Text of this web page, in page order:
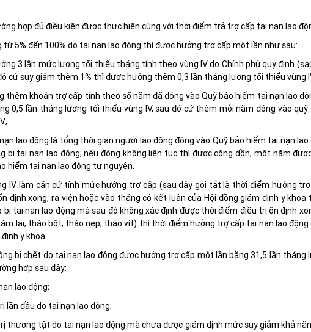
hợp đủ điều kiện được thực hiện cùng với thời điểm trả trợ cấp tai nạn lao
từ 5% đến 100% do tai nạn lao động thì được hưởng trợ cấp một lần như sau:
3 lần mức lương tối thiểu tháng tính theo vùng IV do Chính phủ quy định
cứ suy giảm thêm 1% thì được hưởng thêm 0,3 lần tháng lương tối thiểu vùng
thêm khoản trợ cấp tính theo số năm đã đóng vào Quỹ bảo hiểm tai nạn lao
0,5 lần tháng lương tối thiểu vùng IV, sau đó cứ thêm mỗi năm đóng vào quỹ
lao động là tổng thời gian người lao động đóng vào Quỹ bảo hiểm tai nạn lao
bị tai nạn lao động; nếu đóng không liên tục thì được cộng dồn; một năm
hiểm tai nạn lao động tự nguyện.
IV làm căn cứ tính mức hưởng trợ cấp (sau đây gọi tắt là thời điểm hưởng
định xong, ra viện hoặc vào tháng có kết luận của Hội đồng giám định y khoa
tai nạn lao động mà sau đó không xác định được thời điểm điều trị ổn định
lại; tháo bột; tháo nẹp; tháo vít) thì thời điểm hưởng trợ cấp tai nạn lao động
y khoa.
bị chết do tai nạn lao động được hưởng trợ cấp một lần bằng 31,5 lần tháng
hợp sau đây:
lao động;
lần đầu do tai nạn lao động;
thương tật do tai nạn lao động mà chưa được giám định mức suy giảm khả